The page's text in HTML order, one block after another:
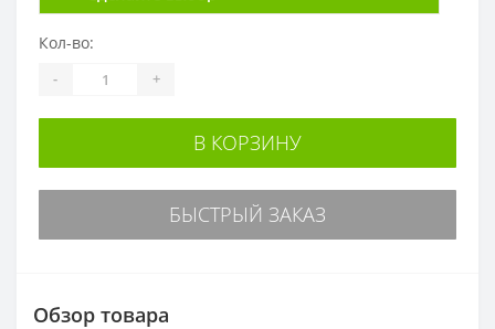
Кол-во:
- +
В КОРЗИНУ
БЫСТРЫЙ ЗАКАЗ
Обзор товара